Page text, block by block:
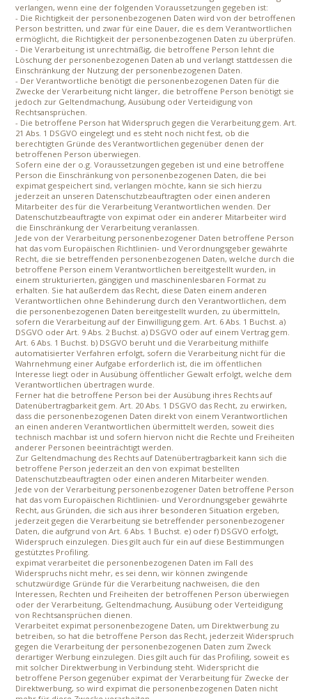
verlangen, wenn eine der folgenden Voraussetzungen gegeben ist:
- Die Richtigkeit der personenbezogenen Daten wird von der betroffenen
Person bestritten, und zwar für eine Dauer, die es dem Verantwortlichen
ermöglicht, die Richtigkeit der personenbezogenen Daten zu überprüfen.
- Die Verarbeitung ist unrechtmäßig, die betroffene Person lehnt die
Löschung der personenbezogenen Daten ab und verlangt stattdessen die
Einschränkung der Nutzung der personenbezogenen Daten.
- Der Verantwortliche benötigt die personenbezogenen Daten für die
Zwecke der Verarbeitung nicht länger, die betroffene Person benötigt sie
jedoch zur Geltendmachung, Ausübung oder Verteidigung von
Rechtsansprüchen.
- Die betroffene Person hat Widerspruch gegen die Verarbeitung gem. Art.
21 Abs. 1 DSGVO eingelegt und es steht noch nicht fest, ob die
berechtigten Gründe des Verantwortlichen gegenüber denen der
betroffenen Person überwiegen.
Sofern eine der o.g. Voraussetzungen gegeben ist und eine betroffene
Person die Einschränkung von personenbezogenen Daten, die bei
expimat gespeichert sind, verlangen möchte, kann sie sich hierzu
jederzeit an unseren Datenschutzbeauftragten oder einen anderen
Mitarbeiter des für die Verarbeitung Verantwortlichen wenden. Der
Datenschutzbeauftragte von expimat oder ein anderer Mitarbeiter wird
die Einschränkung der Verarbeitung veranlassen.
Jede von der Verarbeitung personenbezogener Daten betroffene Person
hat das vom Europäischen Richtlinien- und Verordnungsgeber gewährte
Recht, die sie betreffenden personenbezogenen Daten, welche durch die
betroffene Person einem Verantwortlichen bereitgestellt wurden, in
einem strukturierten, gängigen und maschinenlesbaren Format zu
erhalten. Sie hat außerdem das Recht, diese Daten einem anderen
Verantwortlichen ohne Behinderung durch den Verantwortlichen, dem
die personenbezogenen Daten bereitgestellt wurden, zu übermitteln,
sofern die Verarbeitung auf der Einwilligung gem. Art. 6 Abs. 1 Buchst. a)
DSGVO oder Art. 9 Abs. 2 Buchst. a) DSGVO oder auf einem Vertrag gem.
Art. 6 Abs. 1 Buchst. b) DSGVO beruht und die Verarbeitung mithilfe
automatisierter Verfahren erfolgt, sofern die Verarbeitung nicht für die
Wahrnehmung einer Aufgabe erforderlich ist, die im öffentlichen
Interesse liegt oder in Ausübung öffentlicher Gewalt erfolgt, welche dem
Verantwortlichen übertragen wurde.
Ferner hat die betroffene Person bei der Ausübung ihres Rechts auf
Datenübertragbarkeit gem. Art. 20 Abs. 1 DSGVO das Recht, zu erwirken,
dass die personenbezogenen Daten direkt von einem Verantwortlichen
an einen anderen Verantwortlichen übermittelt werden, soweit dies
technisch machbar ist und sofern hiervon nicht die Rechte und Freiheiten
anderer Personen beeinträchtigt werden.
Zur Geltendmachung des Rechts auf Datenübertragbarkeit kann sich die
betroffene Person jederzeit an den von expimat bestellten
Datenschutzbeauftragten oder einen anderen Mitarbeiter wenden.
Jede von der Verarbeitung personenbezogener Daten betroffene Person
hat das vom Europäischen Richtlinien- und Verordnungsgeber gewährte
Recht, aus Gründen, die sich aus ihrer besonderen Situation ergeben,
jederzeit gegen die Verarbeitung sie betreffender personenbezogener
Daten, die aufgrund von Art. 6 Abs. 1 Buchst. e) oder f) DSGVO erfolgt,
Widerspruch einzulegen. Dies gilt auch für ein auf diese Bestimmungen
gestütztes Profiling.
expimat verarbeitet die personenbezogenen Daten im Fall des
Widerspruchs nicht mehr, es sei denn, wir können zwingende
schutzwürdige Gründe für die Verarbeitung nachweisen, die den
Interessen, Rechten und Freiheiten der betroffenen Person überwiegen
oder der Verarbeitung, Geltendmachung, Ausübung oder Verteidigung
von Rechtsansprüchen dienen.
Verarbeitet expimat personenbezogene Daten, um Direktwerbung zu
betreiben, so hat die betroffene Person das Recht, jederzeit Widerspruch
gegen die Verarbeitung der personenbezogenen Daten zum Zweck
derartiger Werbung einzulegen. Dies gilt auch für das Profiling, soweit es
mit solcher Direktwerbung in Verbindung steht. Widerspricht die
betroffene Person gegenüber expimat der Verarbeitung für Zwecke der
Direktwerbung, so wird expimat die personenbezogenen Daten nicht